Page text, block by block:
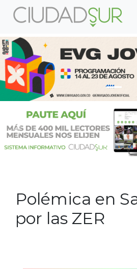
Previous
Previous
Polémica en
por las ZER